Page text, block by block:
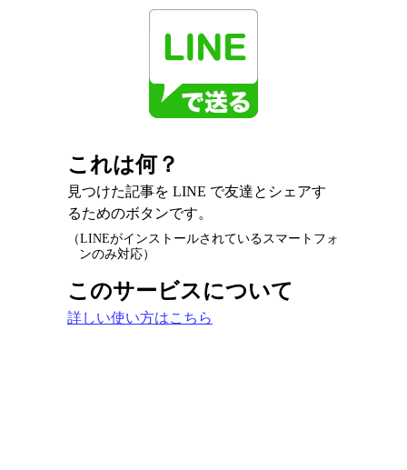
これは何？
見つけた記事を LINE で友達とシェアす
るためのボタンです。
（LINEがインストールされているスマートフォ
ンのみ対応）
このサービスについて
詳しい使い方はこちら